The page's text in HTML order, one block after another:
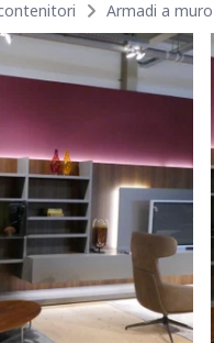
Armadi a muro